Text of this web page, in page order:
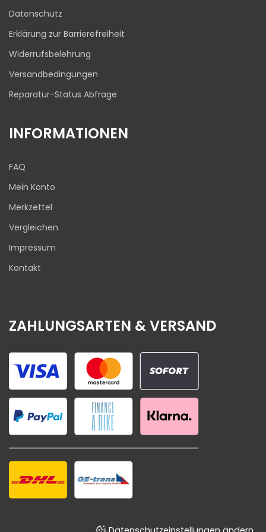
Datenschutz
Erklärung zur Barrierefreiheit
Widerrufsbelehrung
Versandbedingungen
Reparatur-Status Abfrage
INFORMATIONEN
FAQ
Mein Konto
Merkzettel
Vergleichen
Impressum
Kontakt
ZAHLUNGSARTEN & VERSAND